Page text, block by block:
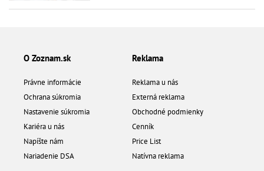
O Zoznam.sk
Právne informácie
Ochrana súkromia
Nastavenie súkromia
Kariéra u nás
Napíšte nám
Nariadenie DSA
Reklama
Reklama u nás
Externá reklama
Obchodné podmienky
Cenník
Price List
Natívna reklama